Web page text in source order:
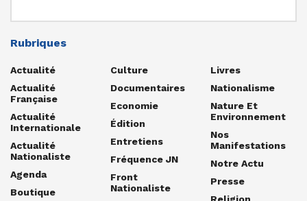
Rubriques
Actualité
Actualité
Française
Actualité
Internationale
Actualité
Nationaliste
Agenda
Boutique
Culture
Documentaires
Economie
Édition
Entretiens
Fréquence JN
Front
Nationaliste
Livres
Nationalisme
Nature Et
Environnement
Nos
Manifestations
Notre Actu
Presse